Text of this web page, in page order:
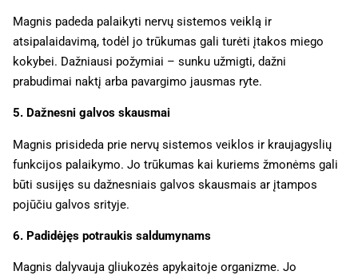
Magnis padeda palaikyti nervų sistemos veiklą ir
atsipalaidavimą, todėl jo trūkumas gali turėti įtakos miego
kokybei. Dažniausi požymiai – sunku užmigti, dažni
prabudimai naktį arba pavargimo jausmas ryte.
5. Dažnesni galvos skausmai
Magnis prisideda prie nervų sistemos veiklos ir kraujagyslių
funkcijos palaikymo. Jo trūkumas kai kuriems žmonėms gali
būti susijęs su dažnesniais galvos skausmais ar įtampos
pojūčiu galvos srityje.
6. Padidėjęs potraukis saldumynams
Magnis dalyvauja gliukozės apykaitoje organizme. Jo